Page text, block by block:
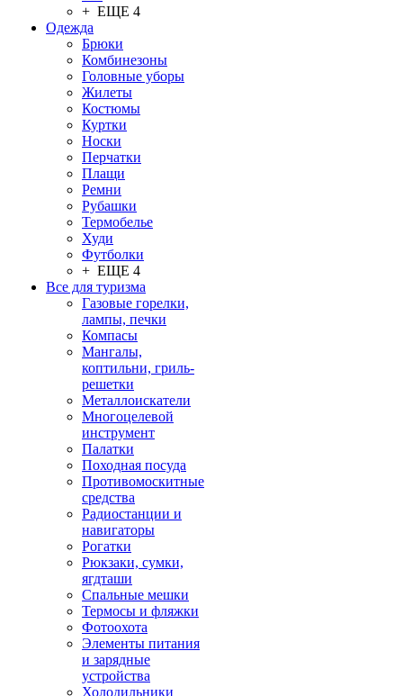
+ ЕЩЕ 4
Одежда
Брюки
Комбинезоны
Головные уборы
Жилеты
Костюмы
Куртки
Носки
Перчатки
Плащи
Ремни
Рубашки
Термобелье
Худи
Футболки
+ ЕЩЕ 4
Все для туризма
Газовые горелки,
лампы, печки
Компасы
Мангалы,
коптильни, гриль-
решетки
Металлоискатели
Многоцелевой
инструмент
Палатки
Походная посуда
Противомоскитные
средства
Радиостанции и
навигаторы
Рогатки
Рюкзаки, сумки,
ягдташи
Спальные мешки
Термосы и фляжки
Фотоохота
Элементы питания
и зарядные
устройства
Холодильники